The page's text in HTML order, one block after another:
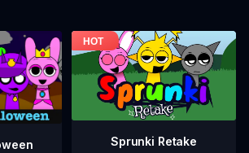
Sprunki Retake